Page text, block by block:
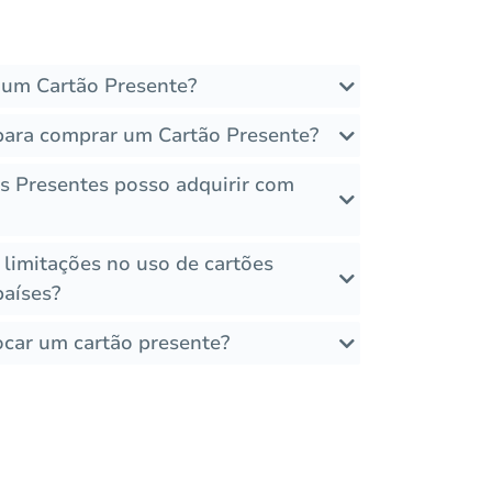
Cartão Presente?
comprar um Cartão Presente?
Presentes posso adquirir com
no uso de cartões
um cartão presente?